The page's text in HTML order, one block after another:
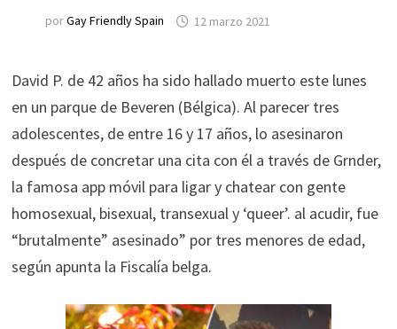
porGay Friendly Spain 12 marzo 2021
David P. de 42 años ha sido hallado muerto este lunes
en un parque de Beveren (Bélgica). Al parecer tres
adolescentes, de entre 16 y 17 años, lo asesinaron
después de concretar una cita con él a través de Grnder,
la famosa app móvil para ligar y chatear con gente
homosexual, bisexual, transexual y ‘queer’. al acudir, fue
“brutalmente” asesinado” por tres menores de edad,
según apunta la Fiscalía belga.